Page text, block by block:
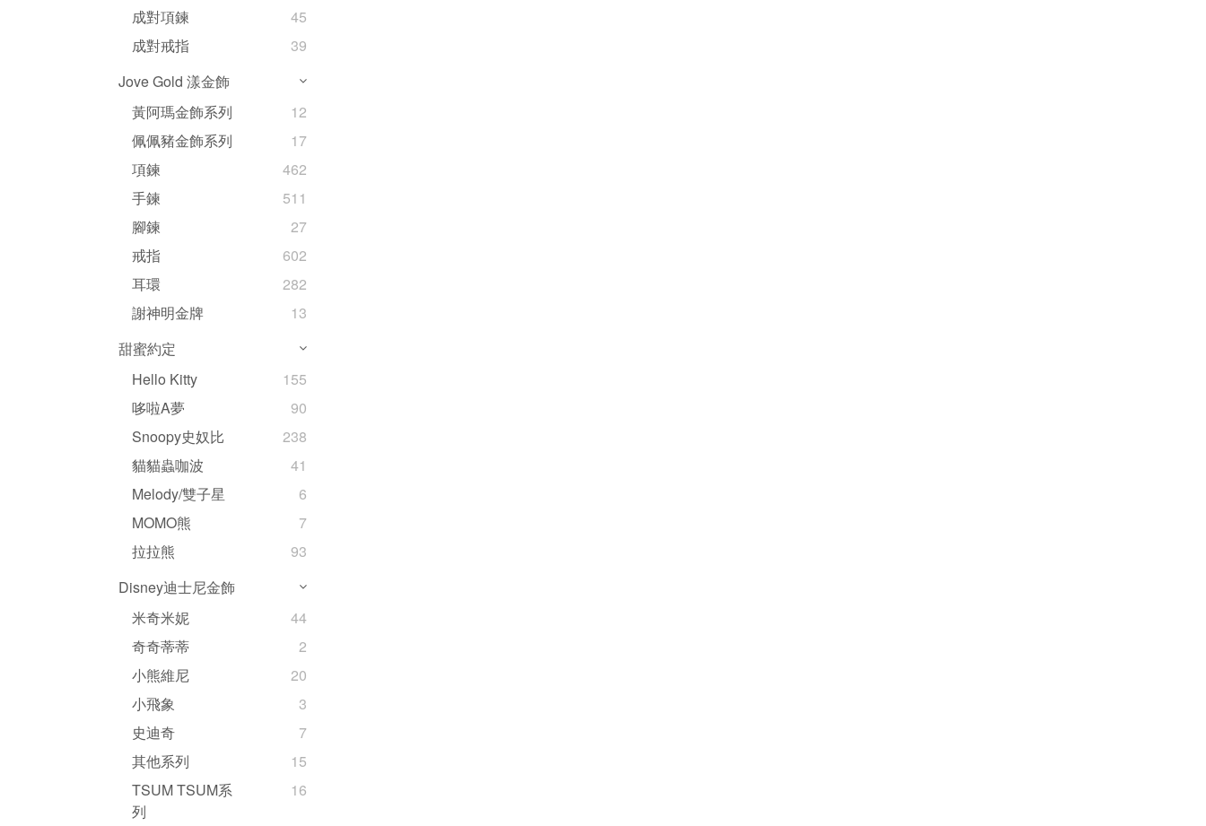
成對項鍊
45
成對戒指
39
Jove Gold 漾金飾
黃阿瑪金飾系列
12
佩佩豬金飾系列
17
項鍊
462
手鍊
511
腳鍊
27
戒指
602
耳環
282
謝神明金牌
13
甜蜜約定
Hello Kitty
155
哆啦A夢
90
Snoopy史奴比
238
貓貓蟲咖波
41
Melody/雙子星
6
MOMO熊
7
拉拉熊
93
Disney迪士尼金飾
米奇米妮
44
奇奇蒂蒂
2
小熊維尼
20
小飛象
3
史迪奇
7
其他系列
15
TSUM TSUM系
列
16